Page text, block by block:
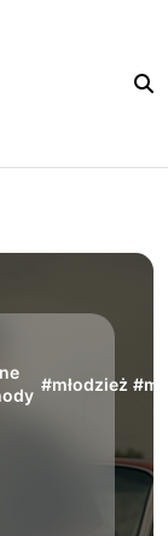
#młodzież #